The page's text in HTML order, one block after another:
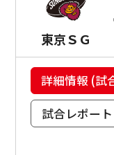
東京ＳＧ
詳細情報 (試
試合レポート